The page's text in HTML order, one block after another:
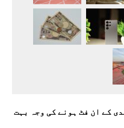
کے ان فٹ ہونے کی وجہ بہت